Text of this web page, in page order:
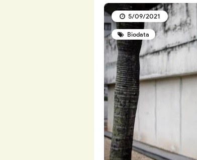
Biodata
5/09/2021